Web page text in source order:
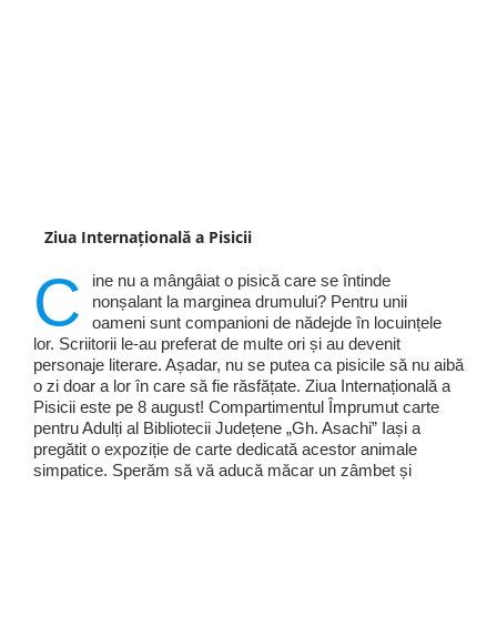
Ziua Internațională a Pisicii
C
ine nu a mângâiat o pisică care se întinde
nonșalant la marginea drumului? Pentru unii
oameni sunt companioni de nădejde în locuințele
lor. Scriitorii le-au preferat de multe ori și au devenit
personaje literare. Așadar, nu se putea ca pisicile să nu aibă
o zi doar a lor în care să fie răsfățate. Ziua Internațională a
Pisicii este pe 8 august! Compartimentul Împrumut carte
pentru Adulți al Bibliotecii Județene „Gh. Asachi” Iași a
pregătit o expoziție de carte dedicată acestor animale
simpatice. Sperăm să vă aducă măcar un zâmbet și